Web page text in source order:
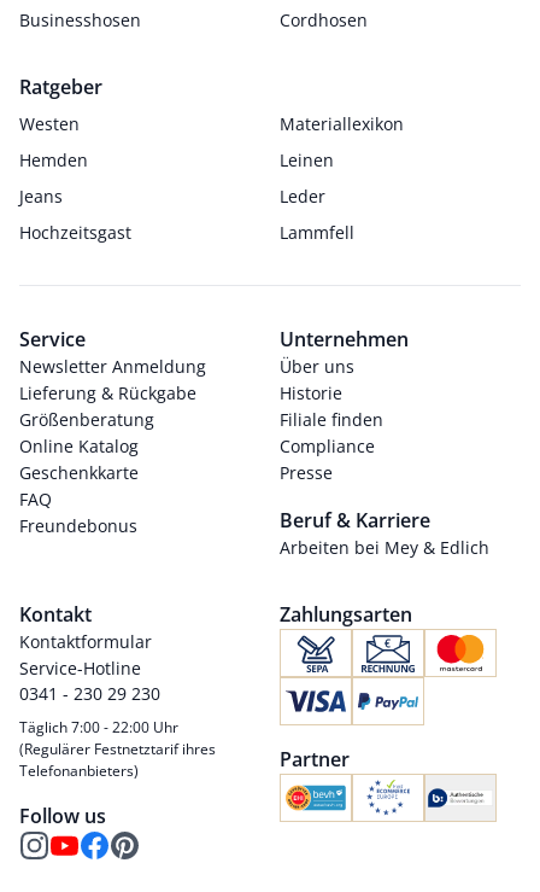
Businesshosen
Cordhosen
Ratgeber
Westen
Materiallexikon
Hemden
Leinen
Jeans
Leder
Hochzeitsgast
Lammfell
Service
Newsletter Anmeldung
Lieferung & Rückgabe
Größenberatung
Online Katalog
Geschenkkarte
FAQ
Freundebonus
Unternehmen
Über uns
Historie
Filiale finden
Compliance
Presse
Beruf & Karriere
Arbeiten bei Mey & Edlich
Kontakt
Kontaktformular
Service-Hotline
0341 - 230 29 230
Täglich 7:00 - 22:00 Uhr
(Regulärer Festnetztarif ihres
Telefonanbieters)
Follow us
Zahlungsarten
Partner